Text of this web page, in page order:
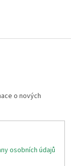
o nových
osobních údajů